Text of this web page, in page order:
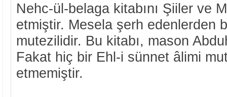
Nehc-ül-belaga kitabını Şiiler ve
etmiştir. Mesela şerh edenlerden
mutezilidir. Bu kitabı, mason
Fakat hiç bir Ehl-i sünnet âlimi
etmemiştir.